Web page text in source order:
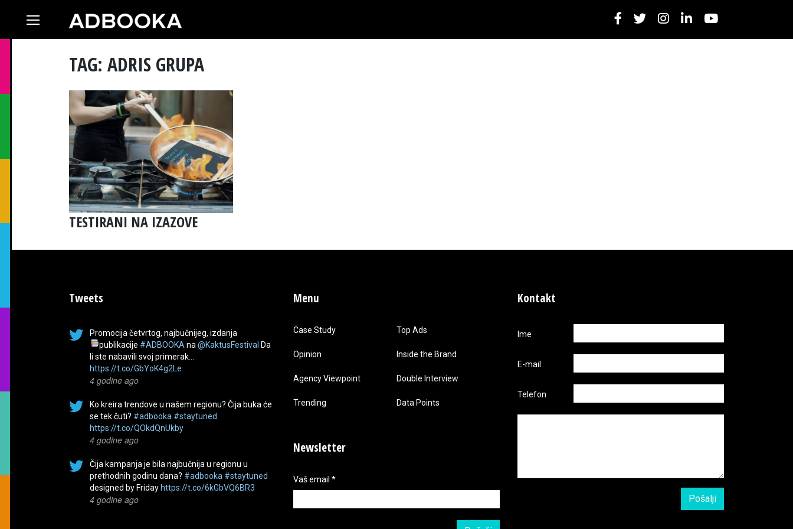
TAG: ADRIS GRUPA
TESTIRANI NA IZAZOVE
Tweets
Promocija četvrtog, najbučnijeg, izdanja
publikacije #ADBOOKA na @KaktusFestival Da
li ste nabavili svoj primerak…
https://t.co/GbYoK4g2Le
4 godine ago
Ko kreira trendove u našem regionu? Čija buka će
se tek čuti? #adbooka #staytuned
https://t.co/QOkdQnUkby
4 godine ago
Čija kampanja je bila najbučnija u regionu u
prethodnih godinu dana? #adbooka #staytuned
designed by Friday https://t.co/6kGbVQ6BR3
4 godine ago
Menu
Case Study Top Ads
Opinion Inside the Brand
Agency Viewpoint Double Interview
Trending Data Points
Newsletter
Vaš email *
Kontakt
Ime
E-mail
Telefon